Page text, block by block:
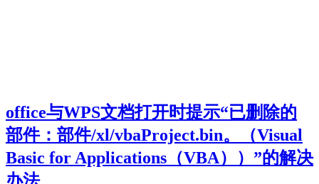
office与WPS文档打开时提示“已删除的
部件：部件/xl/vbaProject.bin。（Visual
Basic for Applications（VBA））”的解决